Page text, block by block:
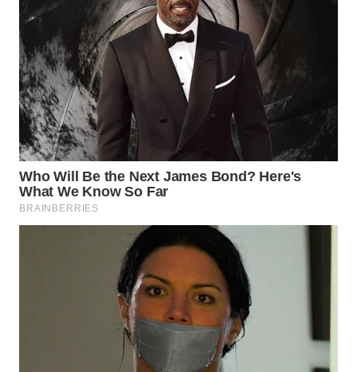
WN
MALUT
WN
DAIRI
WN
DANAU
TOBA
WN